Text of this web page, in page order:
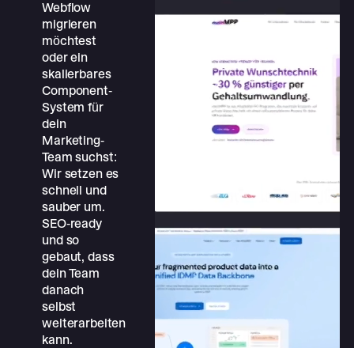
Webflow
migrieren
möchtest
oder ein
skalierbares
Component-
System für
dein
Marketing-
Team suchst:
Wir setzen es
schnell und
sauber um.
SEO-ready
und so
gebaut, dass
dein Team
danach
selbst
weiterarbeiten
kann.